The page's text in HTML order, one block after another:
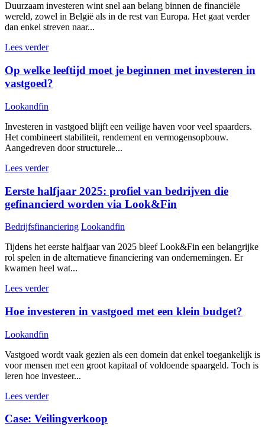
Duurzaam investeren wint snel aan belang binnen de financiële
wereld, zowel in België als in de rest van Europa. Het gaat verder
dan enkel streven naar...
Lees verder
Op welke leeftijd moet je beginnen met investeren in
vastgoed?
Lookandfin
Investeren in vastgoed blijft een veilige haven voor veel spaarders.
Het combineert stabiliteit, rendement en vermogensopbouw.
Aangedreven door structurele...
Lees verder
Eerste halfjaar 2025: profiel van bedrijven die
gefinancierd worden via Look&Fin
Bedrijfsfinanciering Lookandfin
Tijdens het eerste halfjaar van 2025 bleef Look&Fin een belangrijke
rol spelen in de alternatieve financiering van ondernemingen. Er
kwamen heel wat...
Lees verder
Hoe investeren in vastgoed met een klein budget?
Lookandfin
Vastgoed wordt vaak gezien als een domein dat enkel toegankelijk is
voor mensen met een groot kapitaal of voldoende spaargeld. Toch is
leren hoe investeer...
Lees verder
Case: Veilingverkoop